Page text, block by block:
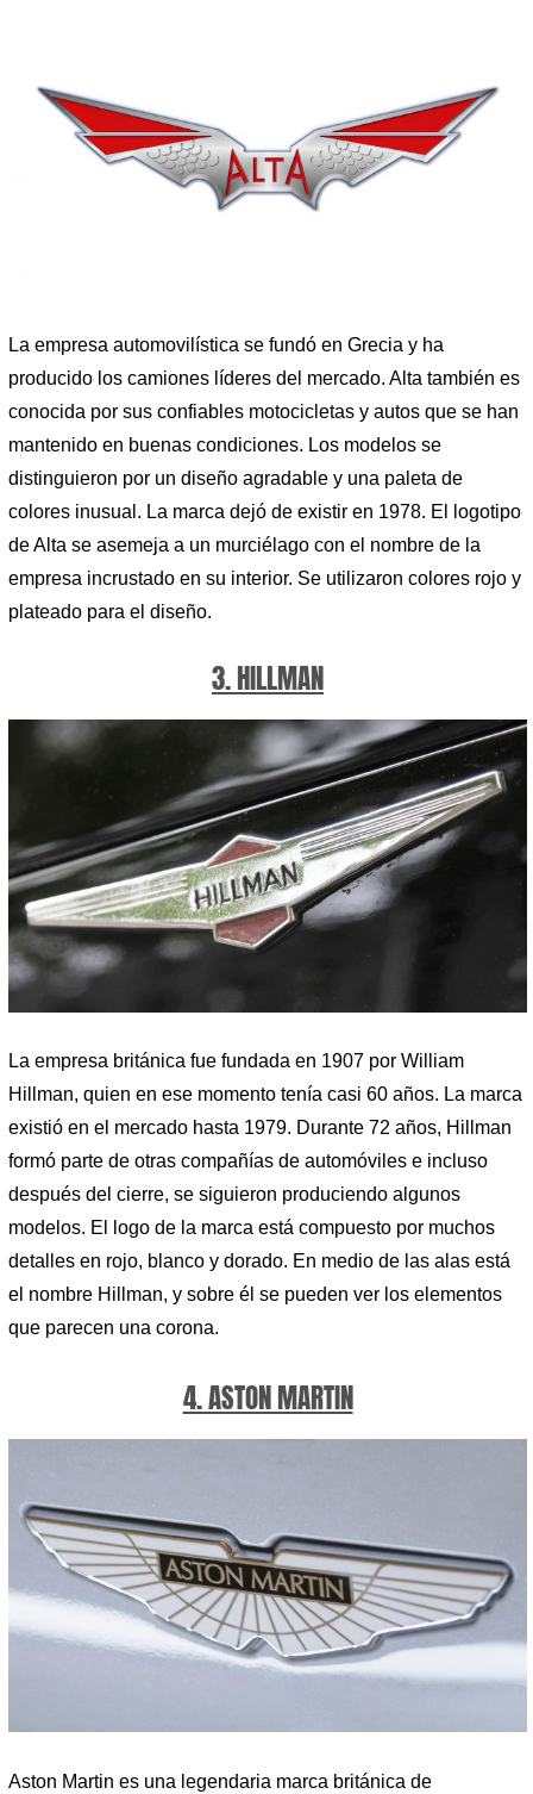
La empresa automovilística se fundó en Grecia y ha
producido los camiones líderes del mercado. Alta también es
conocida por sus confiables motocicletas y autos que se han
mantenido en buenas condiciones. Los modelos se
distinguieron por un diseño agradable y una paleta de
colores inusual. La marca dejó de existir en 1978. El logotipo
de Alta se asemeja a un murciélago con el nombre de la
empresa incrustado en su interior. Se utilizaron colores rojo y
plateado para el diseño.
3. HILLMAN
La empresa británica fue fundada en 1907 por William
Hillman, quien en ese momento tenía casi 60 años. La marca
existió en el mercado hasta 1979. Durante 72 años, Hillman
formó parte de otras compañías de automóviles e incluso
después del cierre, se siguieron produciendo algunos
modelos. El logo de la marca está compuesto por muchos
detalles en rojo, blanco y dorado. En medio de las alas está
el nombre Hillman, y sobre él se pueden ver los elementos
que parecen una corona.
4. ASTON MARTIN
Aston Martin es una legendaria marca británica de